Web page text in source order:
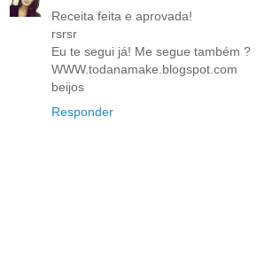
Receita feita e aprovada!
rsrsr
Eu te segui já! Me segue também ?
WWW.todanamake.blogspot.com
beijos
Responder